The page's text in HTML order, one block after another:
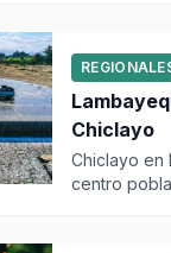
Chiclayo
Chiclayo en
centro